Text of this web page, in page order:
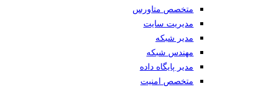
متخصص متاورس
مدیریت سایت
مدیر شبکه
مهندس شبکه
مدیر پایگاه داده
متخصص امنیت